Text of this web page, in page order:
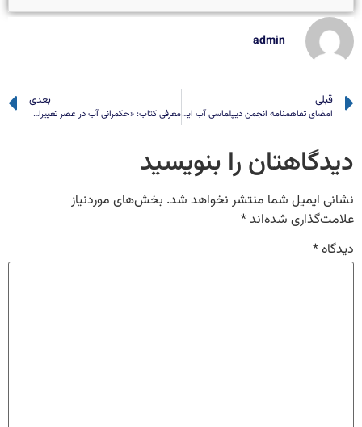
admin
قبلی
امضای تفاهمنامه انجمن دیپلماسی آب ایران و دانشگاه زابل برای راه‌اندازی قطب علمی دیپلماسی آب در شرق کشور
بعدی
معرفی کتاب: «حکمرانی آب در عصر تغییرات جهانی: راهبردهای امنیت، پایداری و ردپای زیرزمینی»
دیدگاهتان را بنویسید
نشانی ایمیل شما منتشر نخواهد شد. بخش‌های موردنیاز
علامت‌گذاری شده‌اند*
دیدگاه*